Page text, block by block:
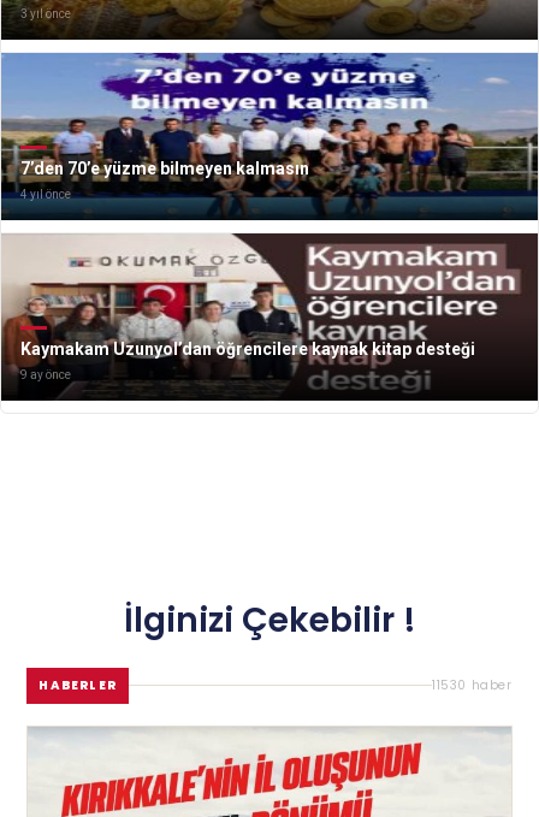
3 yıl önce
7’den 70’e yüzme bilmeyen kalmasın
4 yıl önce
Kaymakam Uzunyol’dan öğrencilere kaynak kitap desteği
9 ay önce
İlginizi Çekebilir !
HABERLER 11530 haber